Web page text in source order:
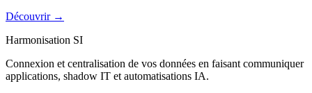
Découvrir →
Harmonisation SI
Connexion et centralisation de vos données en faisant communiquer
applications, shadow IT et automatisations IA.